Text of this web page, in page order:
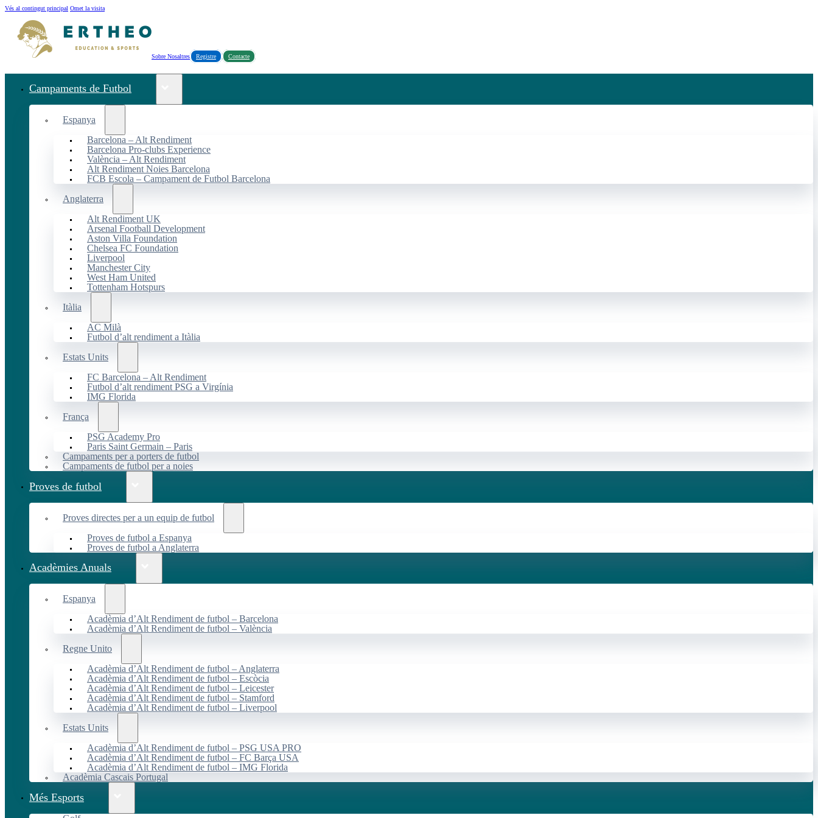
Vés al contingut principal Omet la visita
Sobre Nosaltres Registre Contacte
Campaments de Futbol
Espanya
Barcelona – Alt Rendiment
Barcelona Pro-clubs Experience
València – Alt Rendiment
Alt Rendiment Noies Barcelona
FCB Escola – Campament de Futbol Barcelona
Anglaterra
Alt Rendiment UK
Arsenal Football Development
Aston Villa Foundation
Chelsea FC Foundation
Liverpool
Manchester City
West Ham United
Tottenham Hotspurs
Itàlia
AC Milà
Futbol d’alt rendiment a Itàlia
Estats Units
FC Barcelona – Alt Rendiment
Futbol d’alt rendiment PSG a Virgínia
IMG Florida
França
PSG Academy Pro
Paris Saint Germain – Paris
Campaments per a porters de futbol
Campaments de futbol per a noies
Proves de futbol
Proves directes per a un equip de futbol
Proves de futbol a Espanya
Proves de futbol a Anglaterra
Acadèmies Anuals
Espanya
Acadèmia d’Alt Rendiment de futbol – Barcelona
Acadèmia d’Alt Rendiment de futbol – València
Regne Unito
Acadèmia d’Alt Rendiment de futbol – Anglaterra
Acadèmia d’Alt Rendiment de futbol – Escòcia
Acadèmia d’Alt Rendiment de futbol – Leicester
Acadèmia d’Alt Rendiment de futbol – Stamford
Acadèmia d’Alt Rendiment de futbol – Liverpool
Estats Units
Acadèmia d’Alt Rendiment de futbol – PSG USA PRO
Acadèmia d’Alt Rendiment de futbol – FC Barça USA
Acadèmia d’Alt Rendiment de futbol – IMG Florida
Acadèmia Cascais Portugal
Més Esports